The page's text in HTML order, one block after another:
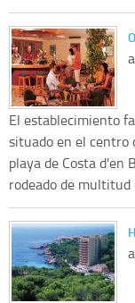
El establecimiento
situado en el centro
playa de Costa d'en
rodeado de multitud